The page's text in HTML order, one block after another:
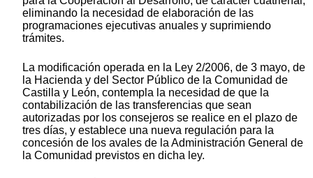
eliminando la necesidad de elaboración de las
programaciones ejecutivas anuales y suprimiendo
trámites.
La modificación operada en la Ley 2/2006, de 3 mayo, de
la Hacienda y del Sector Público de la Comunidad de
Castilla y León, contempla la necesidad de que la
contabilización de las transferencias que sean
autorizadas por los consejeros se realice en el plazo de
tres días, y establece una nueva regulación para la
concesión de los avales de la Administración General de
la Comunidad previstos en dicha ley.